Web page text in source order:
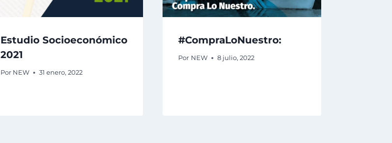
Estudio Socioeconómico
2021
Por NEW 31 enero, 2022
#CompraLoNuestro:
Por NEW 8 julio, 2022